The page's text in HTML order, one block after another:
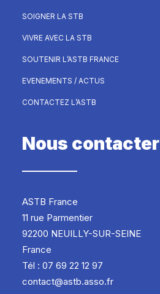
SOIGNER LA STB
VIVRE AVEC LA STB
SOUTENIR L’ASTB FRANCE
EVENEMENTS / ACTUS
CONTACTEZ L’ASTB
Nous contacter
ASTB France
11 rue Parmentier
92200 NEUILLY-SUR-SEINE
France
Tél : 07 69 22 12 97
contact@astb.asso.fr